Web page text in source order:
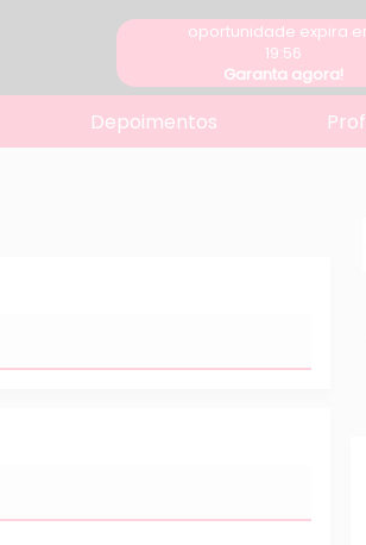
Depoimentos
oportunidade expira
19:56
Garanta agora!